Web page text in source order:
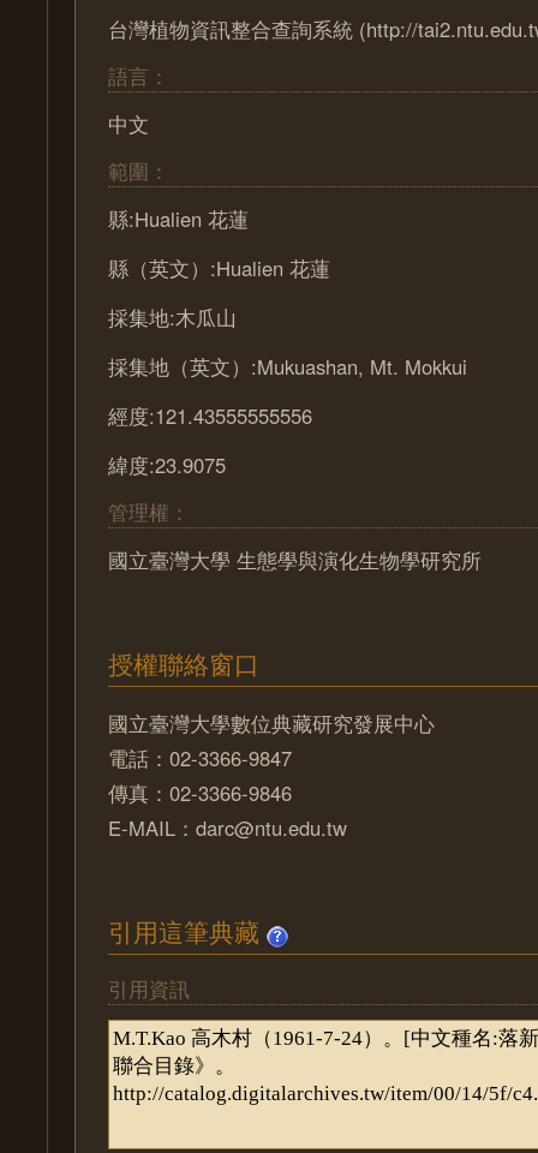
台灣植物資訊整合查詢系統 (http://
語言：
中文
範圍：
縣:Hualien 花蓮
縣（英文）:Hualien 花蓮
採集地:木瓜山
採集地（英文）:Mukuashan, Mt. Mokkui
經度:121.43555555556
緯度:23.9075
管理權：
國立臺灣大學 生態學與演化生物學研究所
授權聯絡窗口
國立臺灣大學數位典藏研究發展中心
電話：02-3366-9847
傳真：02-3366-9846
E-MAIL：darc@ntu.edu.tw
引用這筆典藏
引用資訊